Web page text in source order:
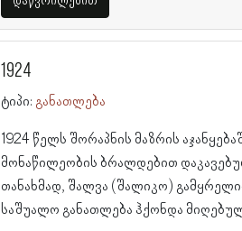
1924
ტიპი: განათლება
1924 წელს შორაპნის მაზრის
მონაწილეობის ბრალდებით
თანახმად, შალვა (შალიკო)
საშუალო განათლება ჰქონდა